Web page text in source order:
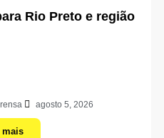
Rio Preto e região
agosto 5, 2026
mais